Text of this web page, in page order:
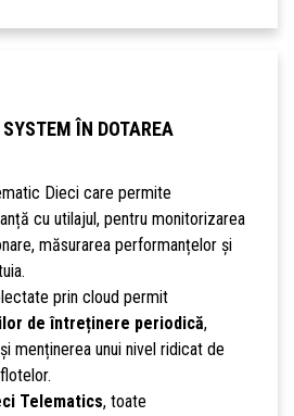
ÎN DOTAREA
Dieci care permite
cu utilajul, pentru monitorizarea
măsurarea performanțelor și
prin cloud permit
de întreținere periodică,
menținerea unui nivel ridicat de
Telematics, toate